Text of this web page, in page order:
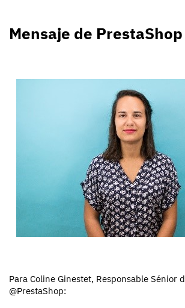
Mensaje de PrestaShop
Para Coline Ginestet, Responsable Sénior
@PrestaShop: